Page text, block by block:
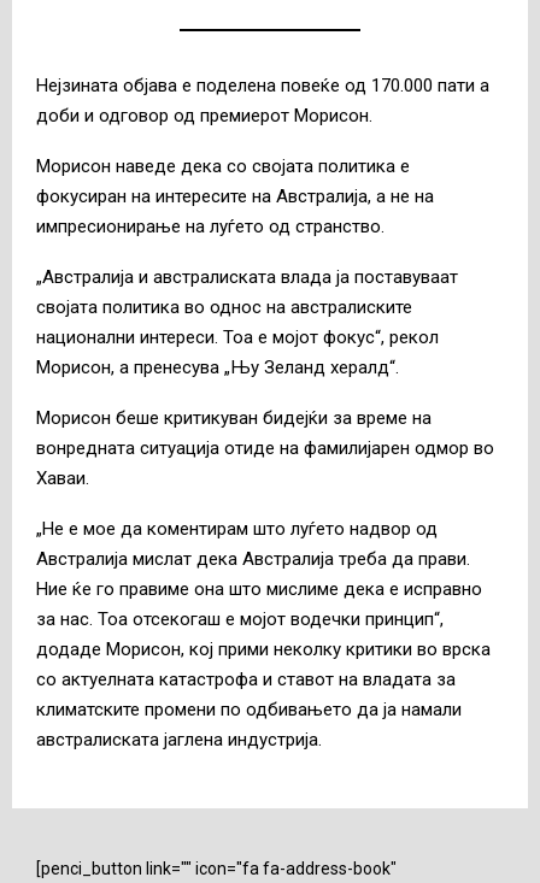
Нејзината објава е поделена повеќе од 170.000 пати а
доби и одговор од премиерот Морисон.
Морисон наведе дека со својата политика е
фокусиран на интересите на Австралија, а не на
импресионирање на луѓето од странство.
„Австралија и австралиската влада ја поставуваат
својата политика во однос на австралиските
национални интереси. Тоа е мојот фокус“, рекол
Морисон, а пренесува „Њу Зеланд хералд“.
Морисон беше критикуван бидејќи за време на
вонредната ситуација отиде на фамилијарен одмор во
Хаваи.
„Не е мое да коментирам што луѓето надвор од
Австралија мислат дека Австралија треба да прави.
Ние ќе го правиме она што мислиме дека е исправно
за нас. Тоа отсекогаш е мојот водечки принцип“,
додаде Морисон, кој прими неколку критики во врска
со актуелната катастрофа и ставот на владата за
климатските промени по одбивањето да ја намали
австралиската јаглена индустрија.
[penci_button link="" icon="fa fa-address-book"